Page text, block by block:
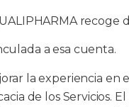
recoge
a esa cuenta.
la experiencia en
de los Servicios.